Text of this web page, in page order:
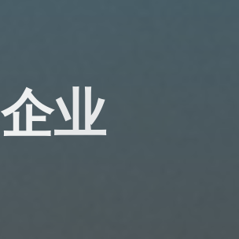
企业